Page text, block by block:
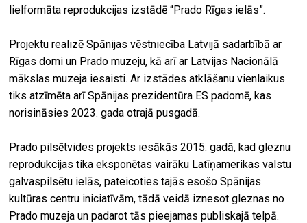
lielformāta reprodukcijas izstādē “Prado Rīgas ielās”.
Projektu realizē Spānijas vēstniecība Latvijā sadarbībā ar
Rīgas domi un Prado muzeju, kā arī ar Latvijas Nacionālā
mākslas muzeja iesaisti. Ar izstādes atklāšanu vienlaikus
tiks atzīmēta arī Spānijas prezidentūra ES padomē, kas
norisināsies 2023. gada otrajā pusgadā.
Prado pilsētvides projekts iesākās 2015. gadā, kad gleznu
reprodukcijas tika eksponētas vairāku Latīņamerikas valstu
galvaspilsētu ielās, pateicoties tajās esošo Spānijas
kultūras centru iniciatīvām, tādā veidā iznesot gleznas no
Prado muzeja un padarot tās pieejamas publiskajā telpā.